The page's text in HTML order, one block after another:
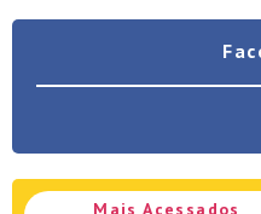
Mais Acessados